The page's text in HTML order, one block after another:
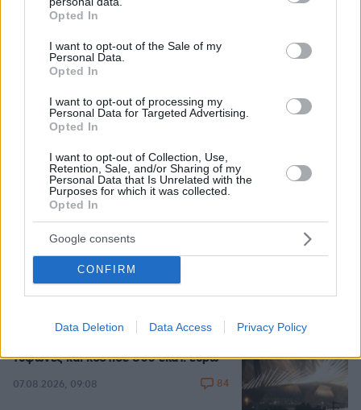
grant or deny consent to Google and its third-party tags to
use your data for below specified purposes in below Google
consent section.
Opted In
I want to opt-out of the Sale of my
Personal Data.
Opted In
I want to opt-out of processing my
Personal Data for Targeted Advertising.
Opted In
I want to opt-out of Collection, Use,
Retention, Sale, and/or Sharing of my
Personal Data that Is Unrelated with the
Purposes for which it was collected.
Opted In
Google consents
CONFIRM
Data Deletion Data Access Privacy Policy
με τη σύντροφό του στην Ελβετία και
η βραδινή έξοδός τους για φαγητό
Εντυπωσιάζει με την εμφάνισή της η
σύζυγος του Τζέντι Όσμαν στις
διακοπές τους στην Τουρκία, βίντεο
γέφυρας Ρίου-Αντιρρίου: Αντέχει
τυφώνες και κόστισε 800 εκατ. ευρώ
07.08.2026, 09:08 84